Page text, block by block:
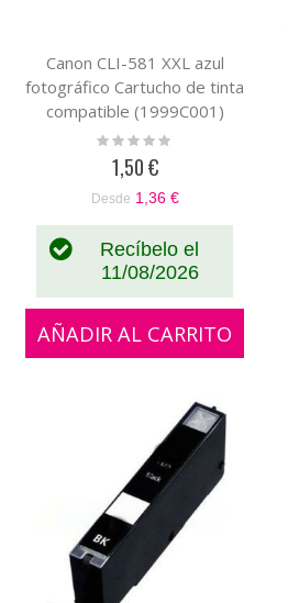
Canon CLI-581 XXL azul
fotográfico Cartucho de tinta
compatible (1999C001)
Rating:
1,50 €
Desde 1,36 €
Recíbelo el
11/08/2026
AÑADIR AL CARRITO